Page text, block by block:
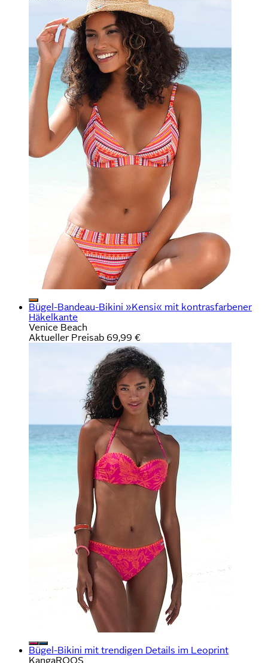
Bügel-Bandeau-Bikini »Kensi« mit kontrasfarbener
Häkelkante
Venice Beach
Aktueller Preisab 69,99 €
Bügel-Bikini mit trendigen Details im Leoprint
KangaROOS